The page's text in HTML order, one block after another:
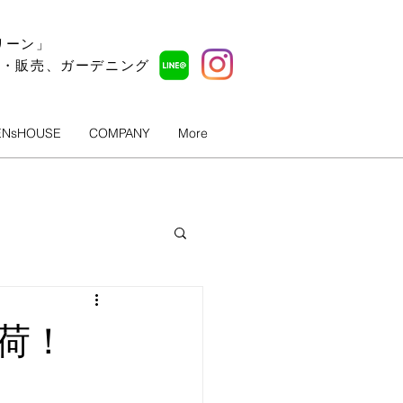
ン」
販売、ガーデニング
COMPANY More
！